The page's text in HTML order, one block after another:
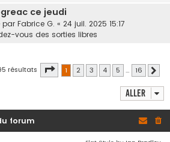
ce jeudi
par Fabrice G. « 24 juil. 2025 15:17
vous des sorties libres
résultats Page 1sur16
1 2 3 4 5 … 16
Aller
forum